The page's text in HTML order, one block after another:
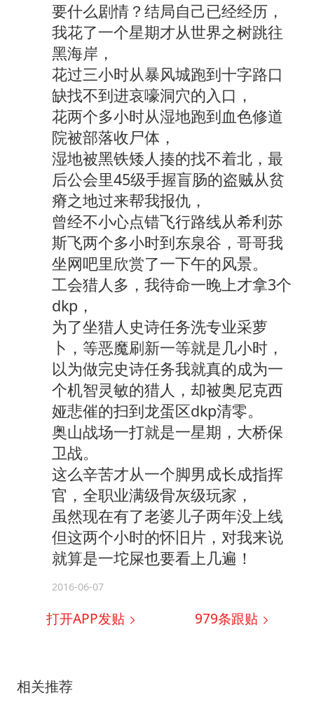
要什么剧情？结局自己已经经历，
我花了一个星期才从世界之树跳往
黑海岸，
花过三小时从暴风城跑到十字路口
缺找不到进哀嚎洞穴的入口，
花两个多小时从湿地跑到血色修道
院被部落收尸体，
湿地被黑铁矮人揍的找不着北，最
后公会里45级手握盲肠的盗贼从贫
瘠之地过来帮我报仇，
曾经不小心点错飞行路线从希利苏
斯飞两个多小时到东泉谷，哥哥我
坐网吧里欣赏了一下午的风景。
工会猎人多，我待命一晚上才拿3个
dkp，
为了坐猎人史诗任务洗专业采萝
卜，等恶魔刷新一等就是几小时，
以为做完史诗任务我就真的成为一
个机智灵敏的猎人，却被奥尼克西
娅悲催的扫到龙蛋区dkp清零。
奥山战场一打就是一星期，大桥保
卫战。
这么辛苦才从一个脚男成长成指挥
官，全职业满级骨灰级玩家，
虽然现在有了老婆儿子两年没上线
但这两个小时的怀旧片，对我来说
就算是一坨屎也要看上几遍！
2016-06-07
打开APP发贴 979条跟贴
相关推荐